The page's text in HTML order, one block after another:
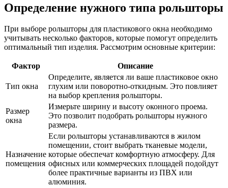
Определение нужного типа рольшторы
При выборе рольшторы для пластикового окна необходимо
учитывать несколько факторов, которые помогут определить
оптимальный тип изделия. Рассмотрим основные критерии:
Фактор Описание
Тип окна
Определите, является ли ваше пластиковое окно
глухим или поворотно-откидным. Это повлияет
на выбор крепления рольшторы.
Размер
окна
Измерьте ширину и высоту оконного проема.
Это позволит подобрать рольшторы нужного
размера.
Назначение
помещения
Если рольшторы устанавливаются в жилом
помещении, стоит выбрать тканевые модели,
которые обеспечат комфортную атмосферу. Для
офисных или коммерческих площадей подойдут
более практичные варианты из ПВХ или
алюминия.